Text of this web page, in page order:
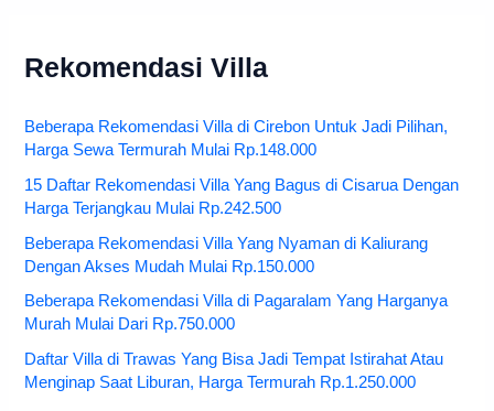
Rekomendasi Villa
Beberapa Rekomendasi Villa di Cirebon Untuk Jadi Pilihan,
Harga Sewa Termurah Mulai Rp.148.000
15 Daftar Rekomendasi Villa Yang Bagus di Cisarua Dengan
Harga Terjangkau Mulai Rp.242.500
Beberapa Rekomendasi Villa Yang Nyaman di Kaliurang
Dengan Akses Mudah Mulai Rp.150.000
Beberapa Rekomendasi Villa di Pagaralam Yang Harganya
Murah Mulai Dari Rp.750.000
Daftar Villa di Trawas Yang Bisa Jadi Tempat Istirahat Atau
Menginap Saat Liburan, Harga Termurah Rp.1.250.000